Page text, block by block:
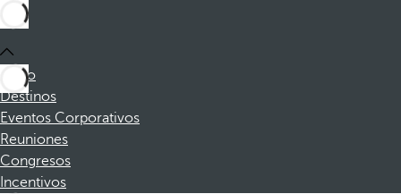
Inicio
Destinos
Eventos Corporativos
Reuniones
Congresos
Incentivos